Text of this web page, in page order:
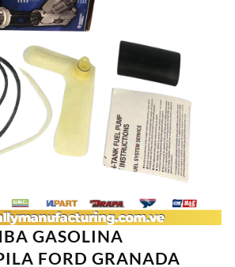
GASOLINA
FORD GRANADA